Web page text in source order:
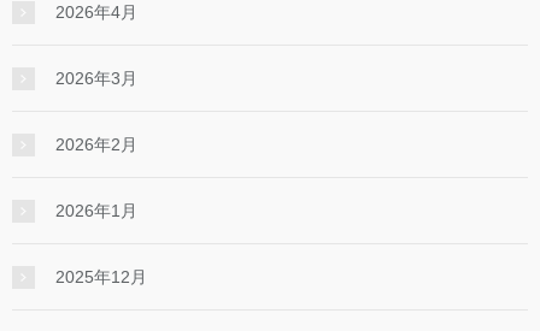
2026年4月
2026年3月
2026年2月
2026年1月
2025年12月